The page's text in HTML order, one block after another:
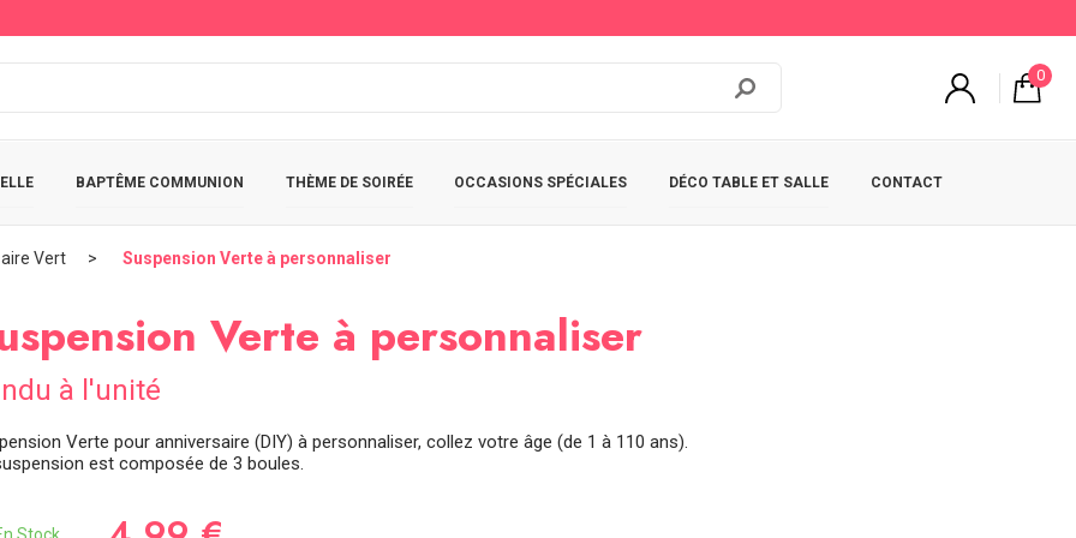
0
BAPTÊME COMMUNION THÈME DE SOIRÉE OCCASIONS SPÉCIALES DÉCO TABLE ET SALLE CONTACT
Vert Suspension Verte à personnaliser
Verte à personnaliser
à l'unité
Verte pour anniversaire (DIY) à personnaliser, collez votre âge (de 1 à 110 ans).
est composée de 3 boules.
Stock